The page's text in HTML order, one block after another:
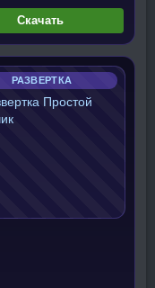
Скачать
РАЗВЕРТКА